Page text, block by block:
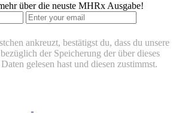
über die neuste MHRx Ausgabe!
ankreuzt, bestätigst du, dass du unsere
der Speicherung der über dieses
gelesen hast und diesen zustimmst.